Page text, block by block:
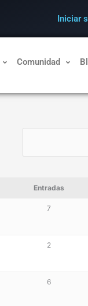
Iniciar
Comunidad
Entradas
7
2
6